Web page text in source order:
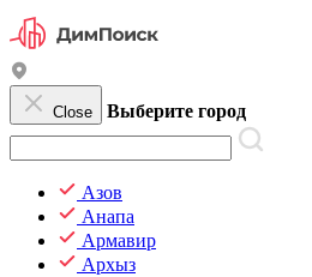
Close Выберите город
Азов
Анапа
Армавир
Архыз